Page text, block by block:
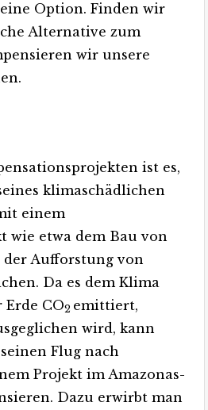
Option. Finden wir
Alternative zum
wir unsere
ist es,
klimaschädlichen
einem
wie etwa dem Bau von
der Aufforstung von
Da es dem Klima
Erde CO2 emittiert,
wird, kann
Flug nach
Projekt im Amazonas-
Dazu erwirbt man